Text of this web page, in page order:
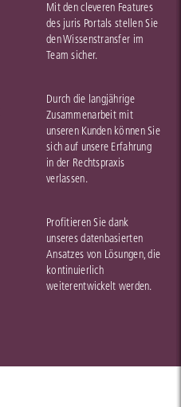
Mit den cleveren Features
des juris Portals stellen Sie
den Wissenstransfer im
Team sicher.
Durch die langjährige
Zusammenarbeit mit
unseren Kunden können Sie
sich auf unsere Erfahrung
in der Rechtspraxis
verlassen.
Profitieren Sie dank
unseres datenbasierten
Ansatzes von Lösungen, die
kontinuierlich
weiterentwickelt werden.